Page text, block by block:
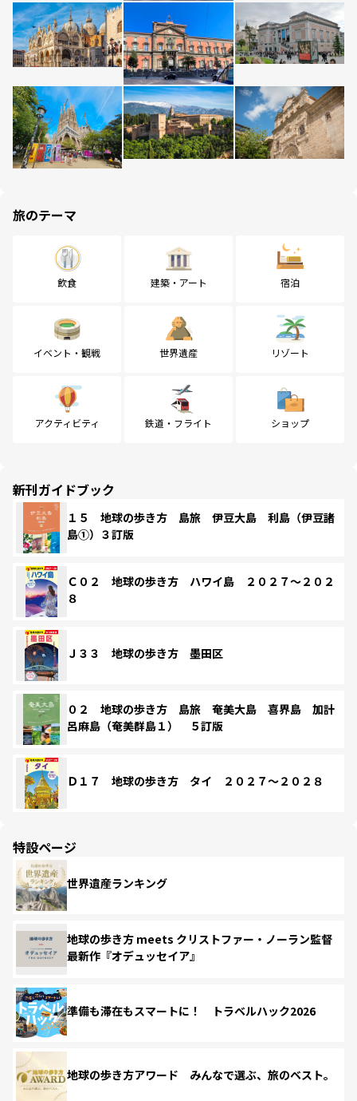
旅のテーマ
飲食 建築・アート 宿泊
イベント・観戦 世界遺産 リゾート
アクティビティ 鉄道・フライト ショップ
新刊ガイドブック
１５ 地球の歩き方 島旅 伊豆大島 利島（伊豆諸
島①）３訂版
Ｃ０２ 地球の歩き方 ハワイ島 ２０２７～２０２
８
Ｊ３３ 地球の歩き方 墨田区
０２ 地球の歩き方 島旅 奄美大島 喜界島 加計
呂麻島（奄美群島１） ５訂版
Ｄ１７ 地球の歩き方 タイ ２０２７～２０２８
特設ページ
世界遺産ランキング
地球の歩き方 meets クリストファー・ノーラン監督
最新作『オデュッセイア』
準備も滞在もスマートに！ トラベルハック2026
地球の歩き方アワード みんなで選ぶ、旅のベスト。